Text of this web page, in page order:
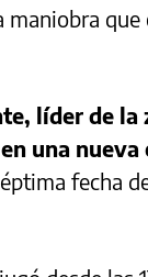
maniobra
líder de la
en una
fecha